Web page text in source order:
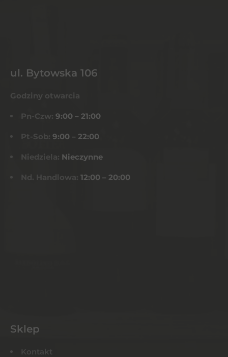
ul. Bytowska 106
Godziny otwarcia
Pn-Czw: 9:00 – 21:00
Pt-Sob: 9:00 – 22:00
Niedziela: Nieczynne
Nd. Handlowa: 12:00 – 20:00
Sklep
Kontakt